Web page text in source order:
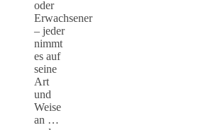
oder
Erwachsener
– jeder
nimmt
es auf
seine
Art
und
Weise
an …